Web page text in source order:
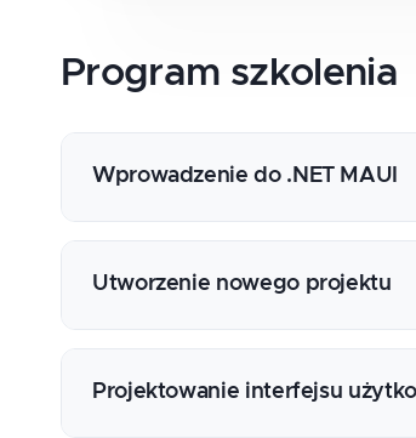
Program szkolenia
Wprowadzenie do .NET MAUI
Konfiguracja emulatora
Utworzenie nowego projektu
Tworzenie nowego projektu za
Projektowanie interfejsu